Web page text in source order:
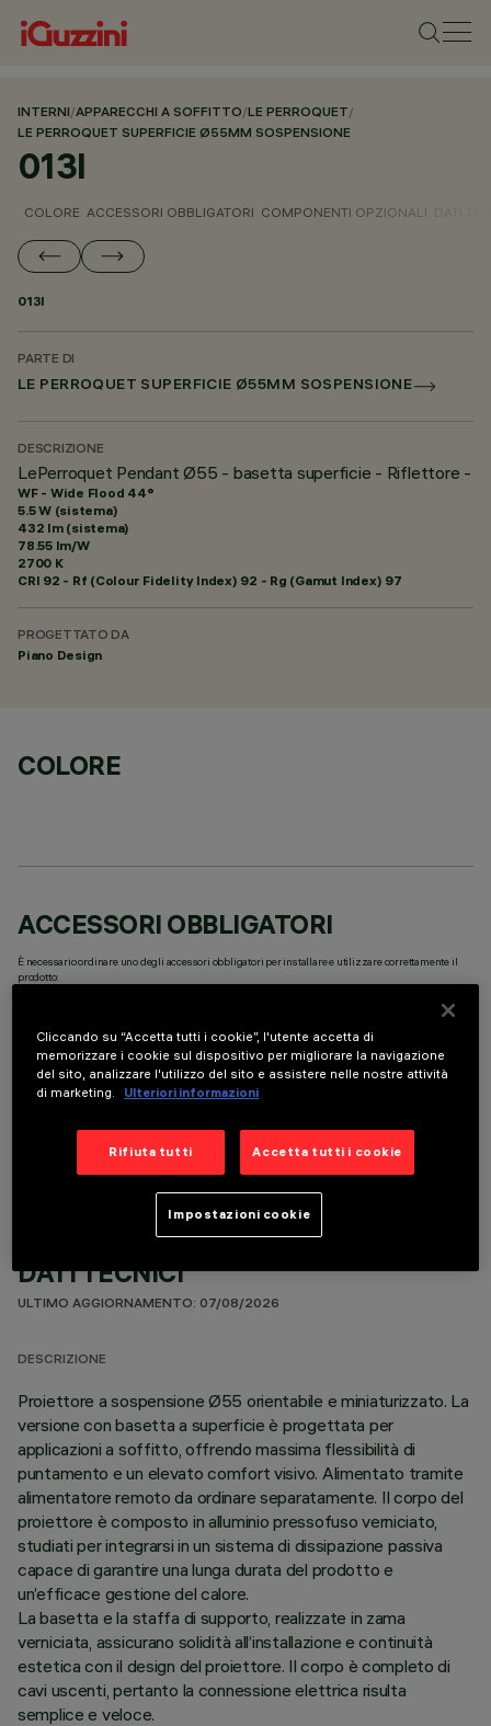
INTERNI/APPARECCHI A SOFFITTO/LE PERROQUET/
LE PERROQUET SUPERFICIE Ø55MM SOSPENSIONE
013I
COLORE ACCESSORI OBBLIGATORI COMPONENTI OPZIONALI
013I
PARTE DI
LE PERROQUET SUPERFICIE Ø55MM SOSPENSIONE
DESCRIZIONE
LePerroquet Pendant Ø55 - basetta superficie - Riflettore -
WF - Wide Flood 44°
5.5 W (sistema)
432 lm (sistema)
78.55 lm/W
2700 K
CRI 92 - Rf (Colour Fidelity Index) 92 - Rg (Gamut Index) 97
PROGETTATO DA
Piano Design
COLORE
ACCESSORI OBBLIGATORI
È necessario ordinare uno degli accessori obbligatori per installare e utilizzare correttamente il
prodotto:
DATI TECNICI
ULTIMO AGGIORNAMENTO: 07/08/2026
DESCRIZIONE
Proiettore a sospensione Ø55 orientabile e miniaturizzato. La
versione con basetta a superficie è progettata per
applicazioni a soffitto, offrendo massima flessibilità di
puntamento e un elevato comfort visivo. Alimentato tramite
alimentatore remoto da ordinare separatamente. Il corpo del
proiettore è composto in alluminio pressofuso verniciato,
studiati per integrarsi in un sistema di dissipazione passiva
capace di garantire una lunga durata del prodotto e
un’efficace gestione del calore.
La basetta e la staffa di supporto, realizzate in zama
verniciata, assicurano solidità all’installazione e continuità
estetica con il design del proiettore. Il corpo è completo di
cavi uscenti, pertanto la connessione elettrica risulta
semplice e veloce.
Cliccando su “Accetta tutti i cookie”, l'utente accetta di
memorizzare i cookie sul dispositivo per migliorare la navigazione
del sito, analizzare l'utilizzo del sito e assistere nelle nostre attività
di marketing.
Ulteriori informazioni
Rifiuta tutti Accetta tutti i cookie
Impostazioni cookie